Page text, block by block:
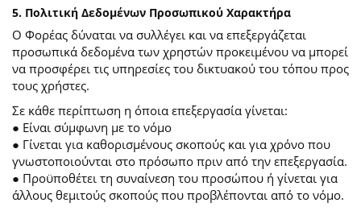
5. Πολιτική Δεδομένων Προσωπικού Χαρακτήρα
Ο Φορέας δύναται να συλλέγει και να επεξεργάζεται
προσωπικά δεδομένα των χρηστών προκειμένου να μπορεί
να προσφέρει τις υπηρεσίες του δικτυακού του τόπου προς
τους χρήστες.
Σε κάθε περίπτωση η όποια επεξεργασία γίνεται:
● Είναι σύμφωνη με το νόμο
● Γίνεται για καθορισμένους σκοπούς και για χρόνο που
γνωστοποιούνται στο πρόσωπο πριν από την επεξεργασία.
● Προϋποθέτει τη συναίνεση του προσώπου ή γίνεται για
άλλους θεμιτούς σκοπούς που προβλέπονται από το νόμο.